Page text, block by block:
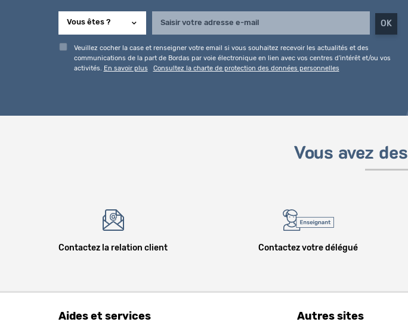
Veuillez cocher la case et renseigner votre email si vous souhaitez recevoir les actualités et des
communications de la part de Bordas par voie électronique en lien avec vos centres d'intérêt et/ou vos
activités. En savoir plus Consultez la charte de protection des données personnelles
Vous avez des
Contactez la relation client Contactez votre délégué
Aides et services Autres sites